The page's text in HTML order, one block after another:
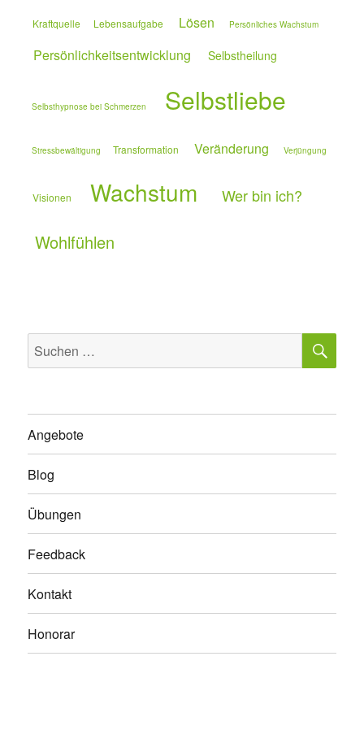
Kraftquelle Lebensaufgabe Lösen Persönliches Wachstum
Persönlichkeitsentwicklung Selbstheilung
Selbsthypnose bei Schmerzen Selbstliebe
Stressbewältigung Transformation Veränderung Verjüngung
Visionen Wachstum Wer bin ich?
Wohlfühlen
Suchen
nach:
Angebote
Blog
Übungen
Feedback
Kontakt
Honorar